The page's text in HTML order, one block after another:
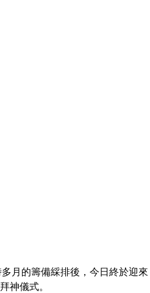
月的籌備綵排後，今日終於迎來
神儀式。